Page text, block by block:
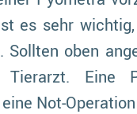
es sehr
oben
Eine
Not-